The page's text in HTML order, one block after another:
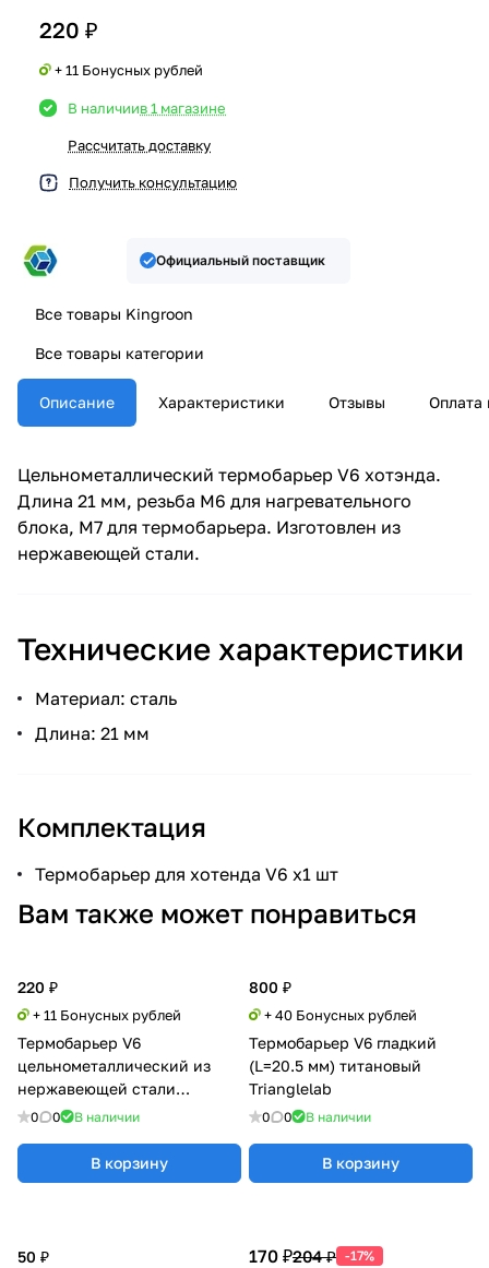
220 ₽
+ 11 Бонусных рублей
В наличиив 1 магазине
Рассчитать доставку
Получить консультацию
Официальный поставщик
Все товары Kingroon
Все товары категории
Описание Характеристики Отзывы Оплата
Цельнометаллический термобарьер V6 хотэнда.
Длина 21 мм, резьба М6 для нагревательного
блока, М7 для термобарьера. Изготовлен из
нержавеющей стали.
Технические характеристики
Материал: сталь
Длина: 21 мм
Комплектация
Термобарьер для хотенда V6 x1 шт
Вам также может понравиться
220 ₽
+ 11 Бонусных рублей
Термобарьер V6
цельнометаллический из
нержавеющей стали
Kingroon
0 0 В наличии
В корзину
800 ₽
+ 40 Бонусных рублей
Термобарьер V6 гладкий
(L=20.5 мм) титановый
Trianglelab
0 0 В наличии
В корзину
170 ₽204 ₽ -17%
50 ₽